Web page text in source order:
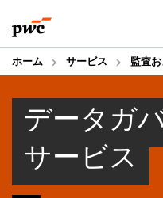
to
content
to
footer
ホーム サービス 監査
データガ
サービス